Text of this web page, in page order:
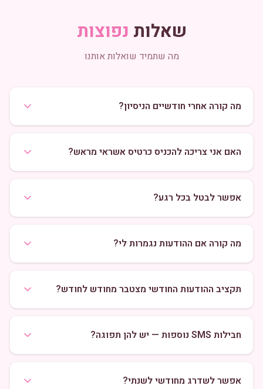
שאלות נפוצות
מה שתמיד שואלות אותנו
מה קורה אחרי חודשיים הניסיון?
האם אני צריכה להכניס כרטיס אשראי מראש?
אפשר לבטל בכל רגע?
מה קורה אם ההודעות נגמרות לי?
תקציב ההודעות החודשי מצטבר מחודש לחודש?
חבילות SMS נוספות — יש להן תפוגה?
אפשר לשדרג מחודשי לשנתי?